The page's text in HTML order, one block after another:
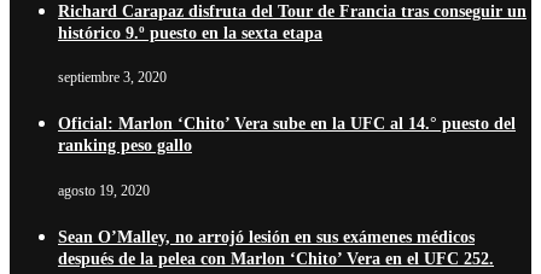
Richard Carapaz disfruta del Tour de Francia tras conseguir un
histórico 9.º puesto en la sexta etapa
septiembre 3, 2020
Oficial: Marlon ‘Chito’ Vera sube en la UFC al 14.° puesto del
ranking peso gallo
agosto 19, 2020
Sean O’Malley, no arrojó lesión en sus exámenes médicos
después de la pelea con Marlon ‘Chito’ Vera en el UFC 252.